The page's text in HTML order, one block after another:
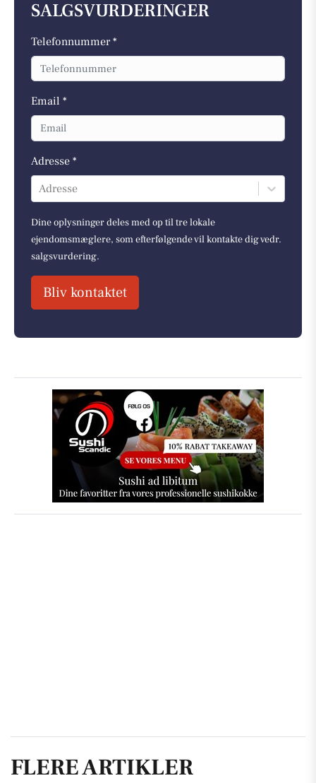
SALGSVURDERINGER
Telefonnummer *
Email *
Adresse *
Adresse
Dine oplysninger deles med op til tre lokale
ejendomsmæglere, som efterfølgende vil kontakte dig vedr.
salgsvurdering.
Bliv kontaktet
FLERE ARTIKLER